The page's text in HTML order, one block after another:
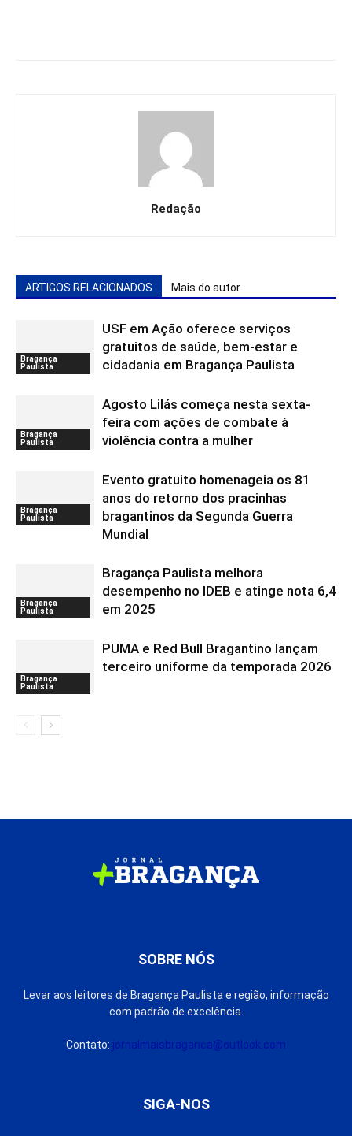
Redação
ARTIGOS RELACIONADOS Mais do autor
Bragança
Paulista
USF em Ação oferece serviços
gratuitos de saúde, bem-estar e
cidadania em Bragança Paulista
Bragança
Paulista
Agosto Lilás começa nesta sexta-
feira com ações de combate à
violência contra a mulher
Bragança
Paulista
Evento gratuito homenageia os 81
anos do retorno dos pracinhas
bragantinos da Segunda Guerra
Mundial
Bragança
Paulista
Bragança Paulista melhora
desempenho no IDEB e atinge nota 6,4
em 2025
Bragança
Paulista
PUMA e Red Bull Bragantino lançam
terceiro uniforme da temporada 2026
SOBRE NÓS
Levar aos leitores de Bragança Paulista e região, informação
com padrão de excelência.
Contato: jornalmaisbraganca@outlook.com
SIGA-NOS